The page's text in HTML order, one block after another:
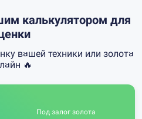
калькулятором для
вашей техники или золота
🔥
Под залог золота